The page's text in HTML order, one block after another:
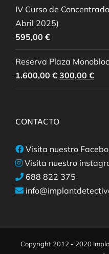
IV Curso de
Abril 2025)
595,00 €
Reserva Plaza
1.600,00€ El
precio
300,00 €El
CONTACTO
Visita nuestro
Visita nuestro
688 822 375
Copyright 2012 - 2020